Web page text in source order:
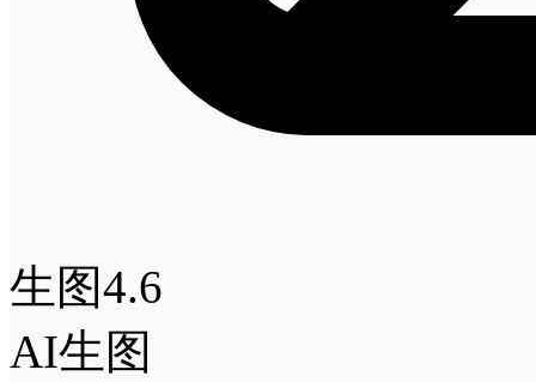
生图4.6
AI生图